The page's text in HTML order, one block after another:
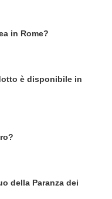
in Rome?
è disponibile in
della Paranza dei